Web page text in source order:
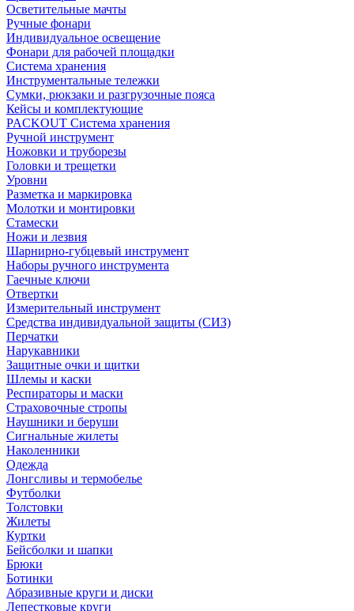
Осветительные мачты
Ручные фонари
Индивидуальное освещение
Фонари для рабочей площадки
Система хранения
Инструментальные тележки
Сумки, рюкзаки и разгрузочные пояса
Кейсы и комплектующие
PACKOUT Система хранения
Ручной инструмент
Ножовки и труборезы
Головки и трещетки
Уровни
Разметка и маркировка
Молотки и монтировки
Стамески
Ножи и лезвия
Шарнирно-губцевый инструмент
Наборы ручного инструмента
Гаечные ключи
Отвертки
Измерительный инструмент
Средства индивидуальной защиты (СИЗ)
Перчатки
Нарукавники
Защитные очки и щитки
Шлемы и каски
Респираторы и маски
Страховочные стропы
Наушники и беруши
Сигнальные жилеты
Наколенники
Одежда
Лонгсливы и термобелье
Футболки
Толстовки
Жилеты
Куртки
Бейсболки и шапки
Брюки
Ботинки
Абразивные круги и диски
Лепестковые круги